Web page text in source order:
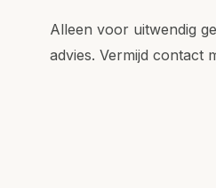
Alleen voor uitwendig
advies. Vermijd contact